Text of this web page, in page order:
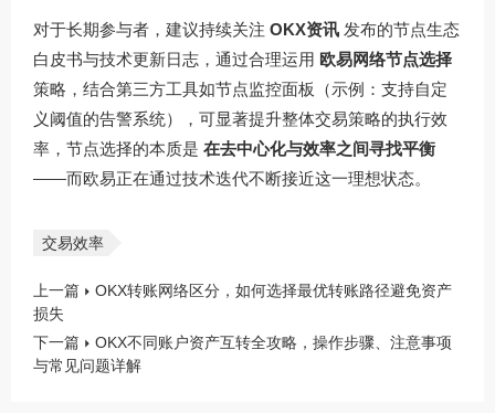
对于长期参与者，建议持续关注 OKX资讯 发布的节点生态
白皮书与技术更新日志，通过合理运用 欧易网络节点选择
策略，结合第三方工具如节点监控面板（示例：支持自定
义阈值的告警系统），可显著提升整体交易策略的执行效
率，节点选择的本质是 在去中心化与效率之间寻找平衡
——而欧易正在通过技术迭代不断接近这一理想状态。
交易效率
上一篇
OKX转账网络区分，如何选择最优转账路径避免资产
损失
下一篇
OKX不同账户资产互转全攻略，操作步骤、注意事项
与常见问题详解